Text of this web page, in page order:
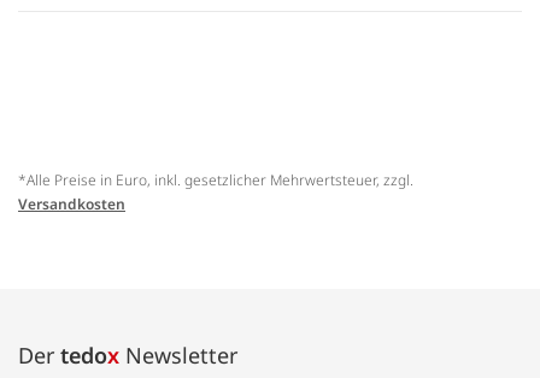
*Alle Preise in Euro, inkl. gesetzlicher Mehrwertsteuer, zzgl.
Versandkosten
Der tedox Newsletter